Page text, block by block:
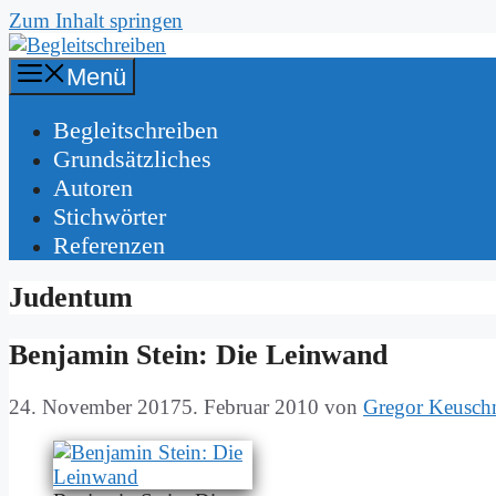
Zum Inhalt springen
Menü
Be­gleit­schrei­ben
Grund­sätz­li­ches
Au­toren
Stich­wör­ter
Re­fe­ren­zen
Judentum
Ben­ja­min Stein: Die Lein­wand
24. November 20175. Februar 2010 von Gregor